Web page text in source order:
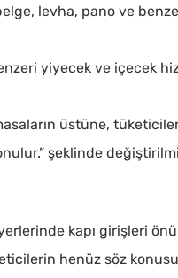
levha, pano ve
yiyecek ve içecek
üstüne,
şeklinde
kapı girişleri
henüz söz